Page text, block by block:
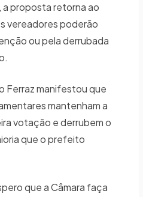
a proposta retorna ao
vereadores poderão
ou pela derrubada
Ferraz manifestou que
mantenham a
votação e derrubem o
que o prefeito
que a Câmara faça